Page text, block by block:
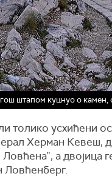
штапом куцнуо о камен,
толико усхићени
Херман Кевеш,
Ловћена”, а двојица